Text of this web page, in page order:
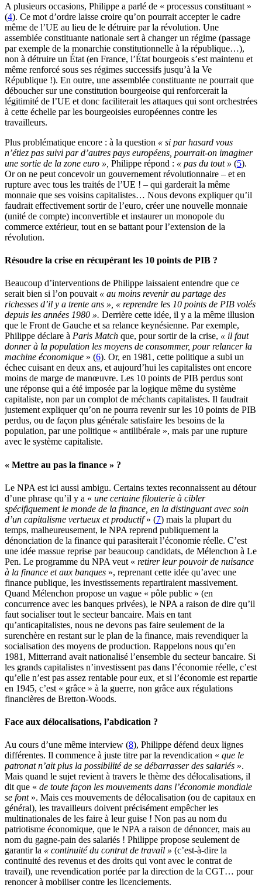
A plusieurs occasions, Philippe a parlé de « processus constituant »
(4). Ce mot d’ordre laisse croire qu’on pourrait accepter le cadre
même de l’UE au lieu de le détruire par la révolution. Une
assemblée constituante nationale sert à changer un régime (passage
par exemple de la monarchie constitutionnelle à la république…),
non à détruire un État (en France, l’État bourgeois s’est maintenu et
même renforcé sous ses régimes successifs jusqu’à la Ve
République !). En outre, une assemblée constituante ne pourrait que
déboucher sur une constitution bourgeoise qui renforcerait la
légitimité de l’UE et donc faciliterait les attaques qui sont orchestrées
à cette échelle par les bourgeoisies européennes contre les
travailleurs.
Plus problématique encore : à la question « si par hasard vous
n’étiez pas suivi par d’autres pays européens, pourrait-on imaginer
une sortie de la zone euro », Philippe répond : « pas du tout » (5).
Or on ne peut concevoir un gouvernement révolutionnaire – et en
rupture avec tous les traités de l’UE ! – qui garderait la même
monnaie que ses voisins capitalistes… Nous devons expliquer qu’il
faudrait effectivement sortir de l’euro, créer une nouvelle monnaie
(unité de compte) inconvertible et instaurer un monopole du
commerce extérieur, tout en se battant pour l’extension de la
révolution.
Résoudre la crise en récupérant les 10 points de PIB ?
Beaucoup d’interventions de Philippe laissaient entendre que ce
serait bien si l’on pouvait « au moins revenir au partage des
richesses d’il y a trente ans », « reprendre les 10 points de PIB volés
depuis les années 1980 ». Derrière cette idée, il y a la même illusion
que le Front de Gauche et sa relance keynésienne. Par exemple,
Philippe déclare à Paris Match que, pour sortir de la crise, « il faut
donner à la population les moyens de consommer, pour relancer la
machine économique » (6). Or, en 1981, cette politique a subi un
échec cuisant en deux ans, et aujourd’hui les capitalistes ont encore
moins de marge de manœuvre. Les 10 points de PIB perdus sont
une réponse qui a été imposée par la logique même du système
capitaliste, non par un complot de méchants capitalistes. Il faudrait
justement expliquer qu’on ne pourra revenir sur les 10 points de PIB
perdus, ou de façon plus générale satisfaire les besoins de la
population, par une politique « antilibérale », mais par une rupture
avec le système capitaliste.
« Mettre au pas la finance » ?
Le NPA est ici aussi ambigu. Certains textes reconnaissent au détour
d’une phrase qu’il y a « une certaine filouterie à cibler
spécifiquement le monde de la finance, en la distinguant avec soin
d’un capitalisme vertueux et productif» (7) mais la plupart du
temps, malheureusement, le NPA reprend publiquement la
dénonciation de la finance qui parasiterait l’économie réelle. C’est
une idée massue reprise par beaucoup candidats, de Mélenchon à Le
Pen. Le programme du NPA veut « retirer leur pouvoir de nuisance
à la finance et aux banques », reprenant cette idée qu’avec une
finance publique, les investissements repartiraient massivement.
Quand Mélenchon propose un vague « pôle public » (en
concurrence avec les banques privées), le NPA a raison de dire qu’il
faut socialiser tout le secteur bancaire. Mais en tant
qu’anticapitalistes, nous ne devons pas faire seulement de la
surenchère en restant sur le plan de la finance, mais revendiquer la
socialisation des moyens de production. Rappelons nous qu’en
1981, Mitterrand avait nationalisé l’ensemble du secteur bancaire. Si
les grands capitalistes n’investissent pas dans l’économie réelle, c’est
qu’elle n’est pas assez rentable pour eux, et si l’économie est repartie
en 1945, c’est « grâce » à la guerre, non grâce aux régulations
financières de Bretton-Woods.
Face aux délocalisations, l’abdication ?
Au cours d’une même interview (8), Philippe défend deux lignes
différentes. Il commence à juste titre par la revendication « que le
patronat n’ait plus la possibilité de se débarrasser des salariés ».
Mais quand le sujet revient à travers le thème des délocalisations, il
dit que « de toute façon les mouvements dans l’économie mondiale
se font». Mais ces mouvements de délocalisation (ou de capitaux en
général), les travailleurs doivent précisément empêcher les
multinationales de les faire à leur guise ! Non pas au nom du
patriotisme économique, que le NPA a raison de dénoncer, mais au
nom du gagne-pain des salariés ! Philippe propose seulement de
garantir la « continuité du contrat de travail » (c’est-à-dire la
continuité des revenus et des droits qui vont avec le contrat de
travail), une revendication portée par la direction de la CGT… pour
renoncer à mobiliser contre les licenciements.